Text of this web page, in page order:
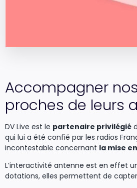
Accompagner
proches de leurs
DV Live est le partenaire privilégié
qui lui a été confié par les radios
incontestable concernant la mise
L’interactivité antenne est en effet
dotations, elles permettent de